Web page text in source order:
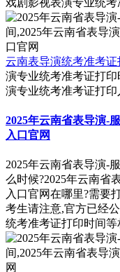
云南表导演统考准考证
演专业统考准考证打
演专业统考准考证打印
2025年云南省表导演-
入口官网
2025年云南省表导演-
么时候?2025年云南省
入口官网在哪里?需要
考生请注意,官方已经
统考准考证打印时间等